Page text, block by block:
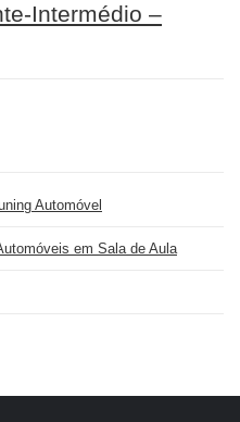
Intermédio –
Automóvel
em Sala de Aula